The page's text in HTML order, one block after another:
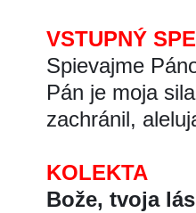
VSTUPNÝ
Spievajme
Pán je moja
zachránil,
KOLEKTA
Bože, tvoja